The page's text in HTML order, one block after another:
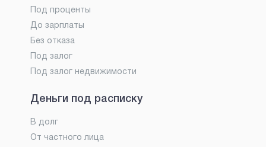
Под проценты
До зарплаты
Без отказа
Под залог
Под залог недвижимости
Деньги под расписку
В долг
От частного лица